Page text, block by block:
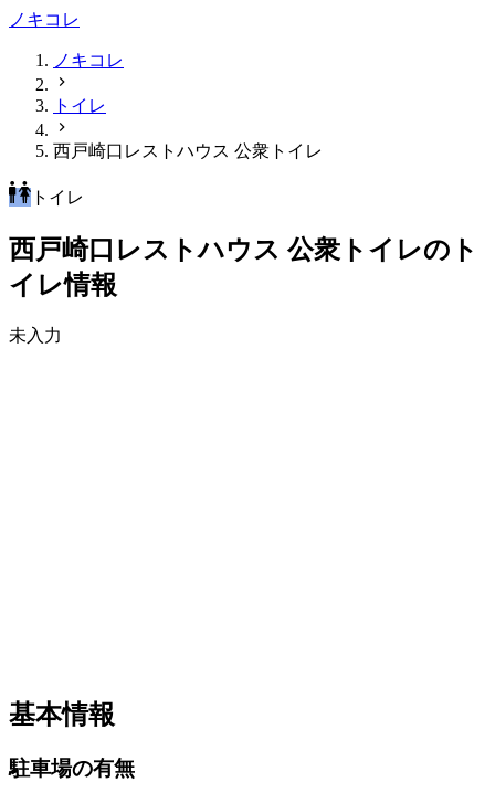
ノキコレ
ノキコレ
トイレ
西戸崎口レストハウス 公衆トイレ
トイレ
西戸崎口レストハウス 公衆トイレのト
イレ情報
未入力
基本情報
駐車場の有無